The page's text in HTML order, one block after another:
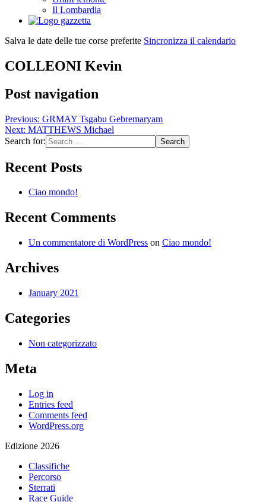
Il Lombardia
Salva le date delle tue corse preferite Sincronizza il calendario
COLLEONI Kevin
Post navigation
Previous: GRMAY Tsgabu Gebremaryam
Next: MATTHEWS Michael
Search for:
Recent Posts
Ciao mondo!
Recent Comments
Un commentatore di WordPress on Ciao mondo!
Archives
January 2021
Categories
Non categorizzato
Meta
Log in
Entries feed
Comments feed
WordPress.org
Edizione 2026
Classifiche
Percorso
Sterrati
Race Guide